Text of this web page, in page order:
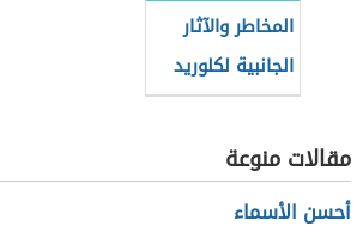
المخاطر والآثار
الجانبية لكلوريد
الصوديوم
مقالات منوعة
أحسن الأسماء